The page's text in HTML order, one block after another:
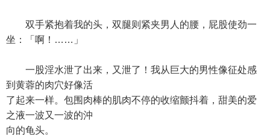
双手紧抱着我的头，双腿则紧夹男人的腰，屁股使劲一
坐：「啊！……」
一股淫水泄了出来，又泄了！我从巨大的男性像征处感
到黄蓉的肉穴好像活
了起来一样。包围肉棒的肌肉不停的收缩颤抖着，甜美的爱
之液一波又一波的沖
向的龟头。